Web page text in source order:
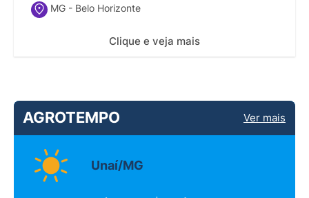
MG - Belo Horizonte
Clique e veja mais
AGROTEMPO Ver mais
Unaí/MG